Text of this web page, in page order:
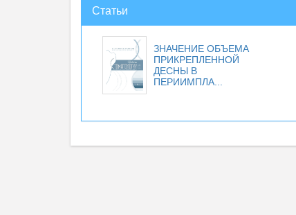
Статьи
ЗНАЧЕНИЕ ОБЪЕМА
ПРИКРЕПЛЕННОЙ
ДЕСНЫ В
ПЕРИИМПЛА...